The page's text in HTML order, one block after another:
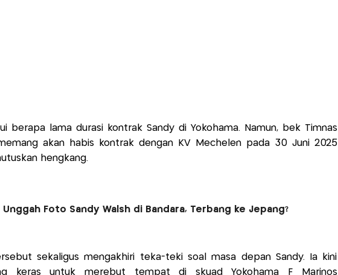
berapa lama durasi kontrak Sandy di Yokohama. Namun, bek Timnas
akan habis kontrak dengan KV Mechelen pada 30 Juni 2025
hengkang.
Unggah Foto Sandy Walsh di Bandara, Terbang ke Jepang?
sekaligus mengakhiri teka-teki soal masa depan Sandy. Ia kini
keras untuk merebut tempat di skuad Yokohama F Marinos